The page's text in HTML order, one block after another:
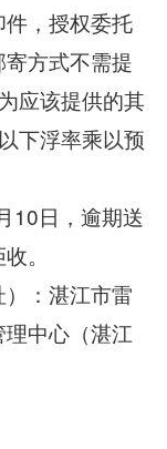
，授权委托
方式不需提
应该提供的其
下浮率乘以预
日，逾期送
。
：湛江市雷
中心（湛江